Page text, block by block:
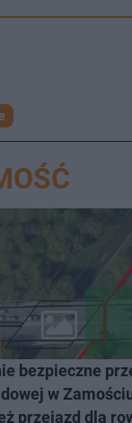
bezpieczne
w
przejazd dla